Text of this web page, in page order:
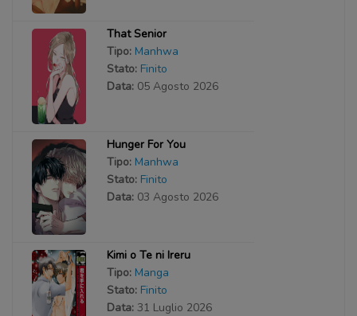
That Senior
Tipo: Manhwa
Stato: Finito
Data: 05 Agosto 2026
Hunger For You
Tipo: Manhwa
Stato: Finito
Data: 03 Agosto 2026
Kimi o Te ni Ireru
Tipo: Manga
Stato: Finito
Data: 31 Luglio 2026